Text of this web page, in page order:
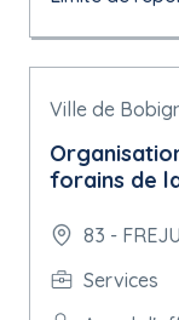
Ville de
forains de
83 -
Services